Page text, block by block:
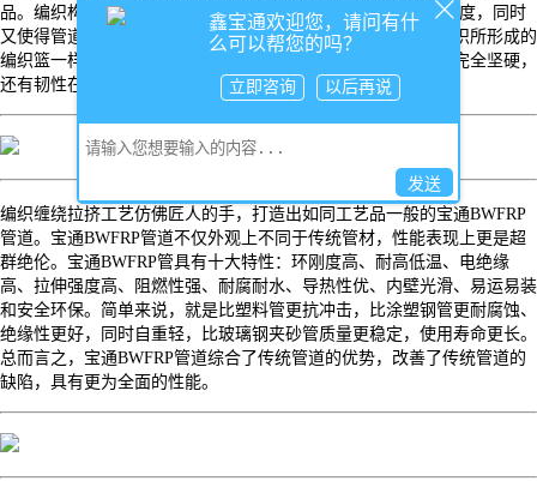
品。编织构造不仅大大提升了宝通BWFRP电缆保护套管的环刚度，同时
又使得管道具有韧性，有着更好的抗冲击性。如同竹条经过编织所形成的
编织篮一样，其坚硬程度比原本的竹条增强了许多，但又不是完全坚硬，
还有韧性在，不像金属篮子。
编织缠绕拉挤工艺仿佛匠人的手，打造出如同工艺品一般的宝通BWFRP
管道。宝通BWFRP管道不仅外观上不同于传统管材，性能表现上更是超
群绝伦。宝通BWFRP管具有十大特性：环刚度高、耐高低温、电绝缘
高、拉伸强度高、阻燃性强、耐腐耐水、导热性优、内壁光滑、易运易装
和安全环保。简单来说，就是比塑料管更抗冲击，比涂塑钢管更耐腐蚀、
绝缘性更好，同时自重轻，比玻璃钢夹砂管质量更稳定，使用寿命更长。
总而言之，宝通BWFRP管道综合了传统管道的优势，改善了传统管道的
缺陷，具有更为全面的性能。
鑫宝通欢迎您，请问有什
么可以帮您的吗？
立即咨询 以后再说
发送